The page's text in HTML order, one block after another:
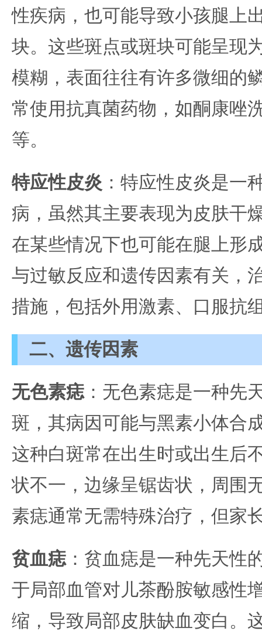
性疾病，也可能导致小孩腿上
块。这些斑点或斑块可能呈现
模糊，表面往往有许多微细的
常使用抗真菌药物，如酮康唑
等。
特应性皮炎 ：特应性皮炎是一
病，虽然其主要表现为皮肤干
在某些情况下也可能在腿上形
与过敏反应和遗传因素有关，
措施，包括外用激素、口服抗
二、遗传因素
无色素痣：无色素痣是一种先
斑，其病因可能与黑素小体合
这种白斑常在出生时或出生后
状不一，边缘呈锯齿状，周围
素痣通常无需特殊治疗，但家
贫血痣：贫血痣是一种先天性
于局部血管对儿茶酚胺敏感性
缩，导致局部皮肤缺血变白。